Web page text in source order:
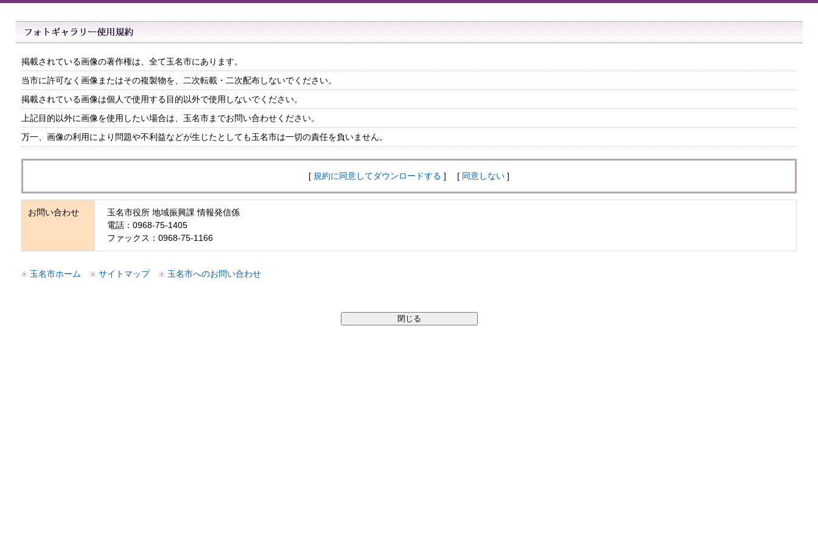
掲載されている画像の著作権は、全て玉名市にあります。
当市に許可なく画像またはその複製物を、二次転載・二次配布しないでください。
掲載されている画像は個人で使用する目的以外で使用しないでください。
上記目的以外に画像を使用したい場合は、玉名市までお問い合わせください。
万一、画像の利用により問題や不利益などが生じたとしても玉名市は一切の責任を負いません。
[ 規約に同意してダウンロードする ] [ 同意しない ]
お問い合わせ
玉名市役所 地域振興課 情報発信係
電話：0968-75-1405
ファックス：0968-75-1166
玉名市ホーム サイトマップ 玉名市へのお問い合わせ